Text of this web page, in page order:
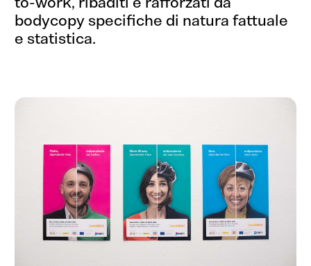
bodycopy specifiche di natura fattuale
e statistica.